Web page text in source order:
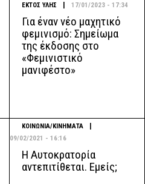
ΕΚΤΟΣ ΥΛΗΣ 17/01/2023 - 17:34
Για έναν νέο μαχητικό
φεμινισμό: Σημείωμα
της έκδοσης στο
«Φεμινιστικό
μανιφέστο»
ΚΟΙΝΩΝΙΑ/ΚΙΝΗΜΑΤΑ
09/02/2021 - 16:16
Η Αυτοκρατορία
αντεπιτίθεται. Εμείς;